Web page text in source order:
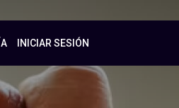
INICIAR SESIÓN